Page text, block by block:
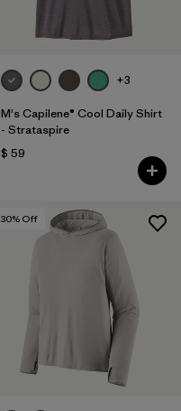
+3
M's Capilene® Cool Daily Shirt
- Strataspire
$ 59
30% Off